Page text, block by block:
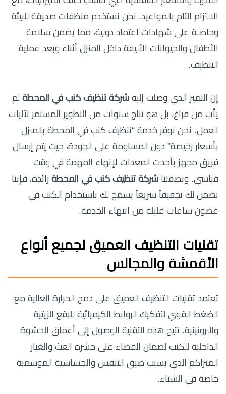
الالتزام التام بالمواعيد. نحن نستخدم منظفات صديقة للبيئة
وحاصلة على شهادات اعتماد دولية، مما يضمن سلامة
الأطفال والحيوانات الأليفة داخل المنزل أثناء وبعد عملية
التنظيف.
إن التميز الذي وصلت إليه شركة تنظيف كنب في المحطة لم
يأتِ من فراغ، بل هو نتاج سنوات من التطوير المستمر لآليات
العمل. نحن نوفر خدمة “تنظيف كنب في المحطة بالمنزل
بأسعار رخيصة” دون المساومة على الجودة، حيث يتم إرسال
فريق مجهز بأحدث المعدات لإنهاء المهمة في وقت
قياسي. وبصفتنا شركة تنظيف كنب في المحطة رائدة، فإننا
نضمن لك تجفيفاً سريعاً يسمح لك باستخدام الكنب في
غضون ساعات قليلة من انتهاء الخدمة.
تقنيات التنظيف العميق لجميع أنواع
الأقمشة والمجالس
تعتمد تقنيات التنظيف العميق على دمج الحرارة العالية مع
الضغط القوي لتفكيك الروابط الكيميائية للبقع الزيتية
والبروتينية. تتيح هذه التقنية الوصول إلى أعماق الحشوة
الداخلية للكنب لضمان القضاء على حشرة العث والغبار
المتراكم الذي يسبب ضيق التنفس والحساسية الموسمية
خاصة في الشتاء.